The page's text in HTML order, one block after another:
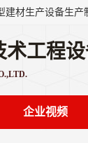
工程
企业视频